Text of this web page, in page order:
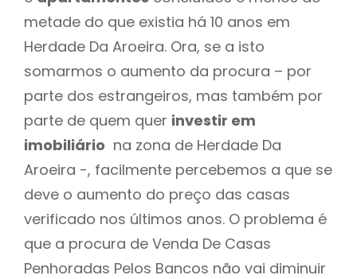
metade do que existia há 10 anos em
Herdade Da Aroeira. Ora, se a isto
somarmos o aumento da procura – por
parte dos estrangeiros, mas também por
parte de quem quer investir em
imobiliário na zona de Herdade Da
Aroeira -, facilmente percebemos a que se
deve o aumento do preço das casas
verificado nos últimos anos. O problema é
que a procura de Venda De Casas
Penhoradas Pelos Bancos não vai diminuir